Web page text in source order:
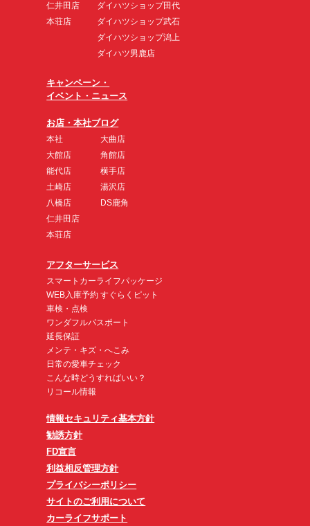
仁井田店
本荘店
ダイハツショップ田代
ダイハツショップ武石
ダイハツショップ潟上
ダイハツ男鹿店
キャンペーン・
イベント・ニュース
お店・本社ブログ
本社
大館店
能代店
土崎店
八橋店
仁井田店
本荘店
大曲店
角館店
横手店
湯沢店
DS鹿角
アフターサービス
スマートカーライフパッケージ
WEB入庫予約 すぐらくピット
車検・点検
ワンダフルパスポート
延長保証
メンテ・キズ・へこみ
日常の愛車チェック
こんな時どうすればいい？
リコール情報
情報セキュリティ基本方針
勧誘方針
FD宣言
利益相反管理方針
プライバシーポリシー
サイトのご利用について
カーライフサポート